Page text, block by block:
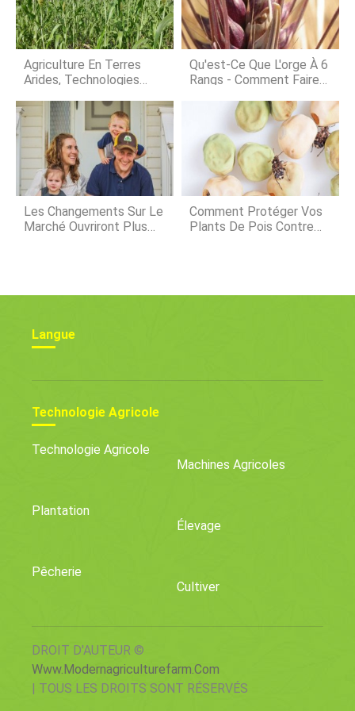
fond, la mousse ne se décompose
que partiellement, car les conditions
sont anaérobies. Finalement,
quelquun vient vider la tourbière pour
recueilli
Agriculture En Terres
Arides, Technologies
Qu'est-Ce Que L'orge À 6
Rangs - Comment Faire
Rangs Pour La
Fabrication De La Bière
Les Changements Sur Le
Marché Ouvriront Plus
Comment Protéger Vos
Plants De Pois Contre
Langue
Technologie Agricole
Technologie Agricole
Machines Agricoles
Plantation
Élevage
Pêcherie
Cultiver
DROIT D'AUTEUR ©
Www.modernagriculturefarm.com
| TOUS LES DROITS SONT RÉSERVÉS